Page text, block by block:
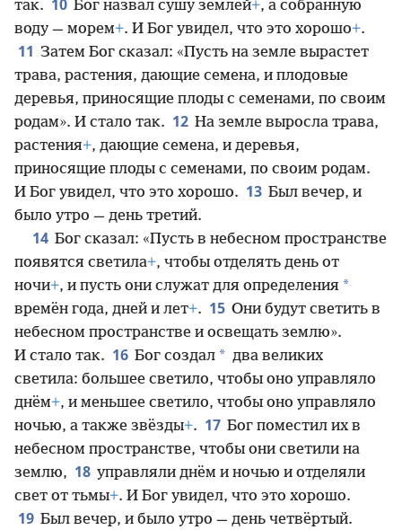
так. 10 Бог назвал сушу землёй+, а собранную
воду — морем+. И Бог увидел, что это хорошо+.
11 Затем Бог сказал: «Пусть на земле вырастет
трава, растения, дающие семена, и плодовые
деревья, приносящие плоды с семенами, по своим
родам». И стало так. 12 На земле выросла трава,
растения+, дающие семена, и деревья,
приносящие плоды с семенами, по своим родам.
И Бог увидел, что это хорошо. 13 Был вечер, и
было утро — день третий.
14 Бог сказал: «Пусть в небесном пространстве
появятся светила+, чтобы отделять день от
ночи+, и пусть они служат для определения *
времён года, дней и лет+. 15 Они будут светить в
небесном пространстве и освещать землю».
И стало так. 16 Бог создал * два великих
светила: большее светило, чтобы оно управляло
днём+, и меньшее светило, чтобы оно управляло
ночью, а также звёзды+. 17 Бог поместил их в
небесном пространстве, чтобы они светили на
землю, 18 управляли днём и ночью и отделяли
свет от тьмы+. И Бог увидел, что это хорошо.
19 Был вечер, и было утро — день четвёртый.